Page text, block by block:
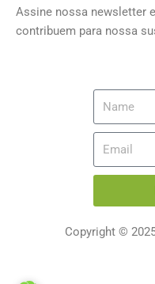
Assine nossa newsletter
contribuem para nossa
Copyright ©